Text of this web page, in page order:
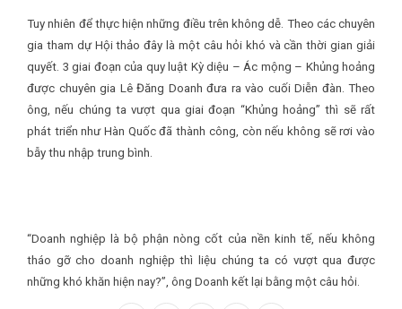
Tuy nhiên để thực hiện những điều trên không dễ. Theo các chuyên
gia tham dự Hội thảo đây là một câu hỏi khó và cần thời gian giải
quyết. 3 giai đoạn của quy luật Kỳ diệu – Ác mộng – Khủng hoảng
được chuyên gia Lê Đăng Doanh đưa ra vào cuối Diễn đàn. Theo
ông, nếu chúng ta vượt qua giai đoạn “Khủng hoảng” thì sẽ rất
phát triển như Hàn Quốc đã thành công, còn nếu không sẽ rơi vào
bẫy thu nhập trung bình.
“Doanh nghiệp là bộ phận nòng cốt của nền kinh tế, nếu không
tháo gỡ cho doanh nghiệp thì liệu chúng ta có vượt qua được
những khó khăn hiện nay?”, ông Doanh kết lại bằng một câu hỏi.